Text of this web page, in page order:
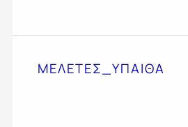
ΜΕΛΕΤΕΣ_ΥΠΑΙΘΑ